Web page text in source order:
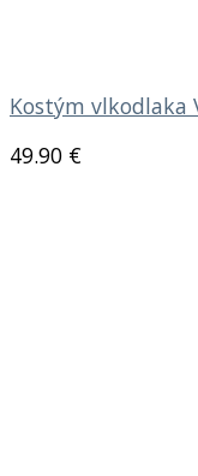
Kostým vlkodlaka
49.90 €